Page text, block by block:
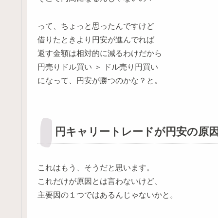
って、ちょっと思ったんですけど
借りたときより円安が進んでれば
返す金額は相対的に減るわけだから
円売りドル買い ＞ ドル売り円買い
になって、円安が勝つのかな？と。
円キャリートレードが円安の原
これはもう、そうだと思います。
これだけが原因とは言わないけど、
主要因の１つではあるんじゃないかと。